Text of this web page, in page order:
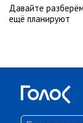
Давайте
ещё планируют